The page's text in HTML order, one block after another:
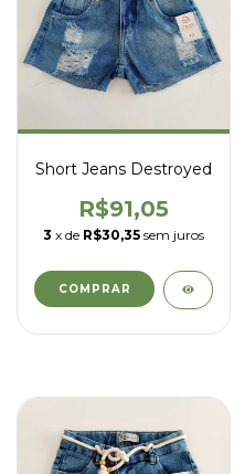
Short Jeans Destroyed
R$91,05
3 x de R$30,35 sem juros
COMPRAR